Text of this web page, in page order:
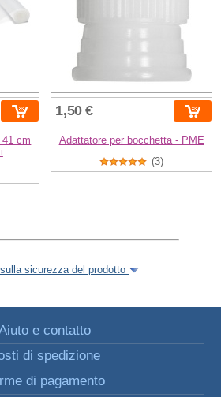
cm
1,50 €
Adattatore per bocchetta - PME
(3)
sicurezza del prodotto
e contatto
di spedizione
di pagamento